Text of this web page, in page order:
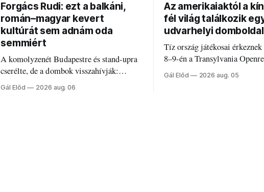
Forgács Rudi: ezt a balkáni,
román–magyar kevert
kultúrát sem adnám oda
semmiért
A komolyzenét Budapestre és stand-upra
cserélte, de a dombok visszahívják:
Forgács Rudi humorról, származásról és
Gál Előd 2026 aug. 06
Az amerikaiaktól a
fél világ találkozik
udvarhelyi
Tíz ország játékosai érkeznek
8–9-én a Transylvania
Románia legrégebben működő
discgolfpályáján rendeznek
Gál Előd 2026 aug. 05